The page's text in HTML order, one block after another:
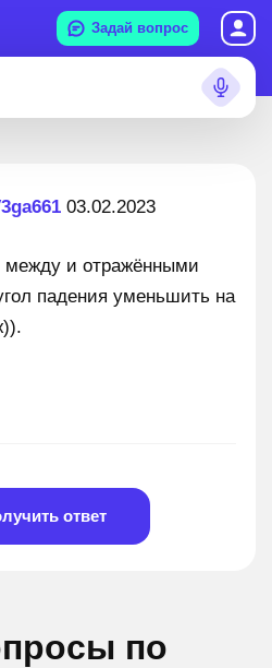
Задай вопрос
03.02.2023
между и отражёнными
падения уменьшить на
ответ
по